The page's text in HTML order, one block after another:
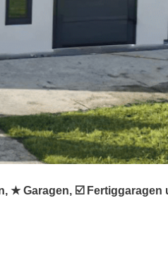
★ Garagen, ☑️